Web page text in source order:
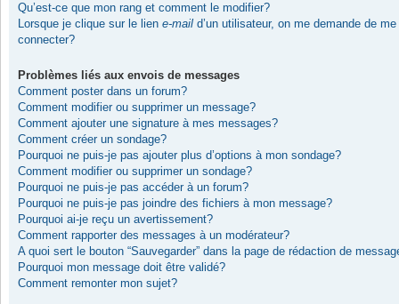
Qu’est-ce que mon rang et comment le modifier?
Lorsque je clique sur le lien e-mail d’un utilisateur, on me demande de me
connecter?
Problèmes liés aux envois de messages
Comment poster dans un forum?
Comment modifier ou supprimer un message?
Comment ajouter une signature à mes messages?
Comment créer un sondage?
Pourquoi ne puis-je pas ajouter plus d’options à mon sondage?
Comment modifier ou supprimer un sondage?
Pourquoi ne puis-je pas accéder à un forum?
Pourquoi ne puis-je pas joindre des fichiers à mon message?
Pourquoi ai-je reçu un avertissement?
Comment rapporter des messages à un modérateur?
A quoi sert le bouton “Sauvegarder” dans la page de rédaction de
Pourquoi mon message doit être validé?
Comment remonter mon sujet?